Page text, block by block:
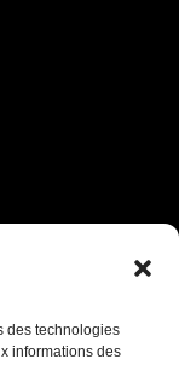
des technologies
informations des